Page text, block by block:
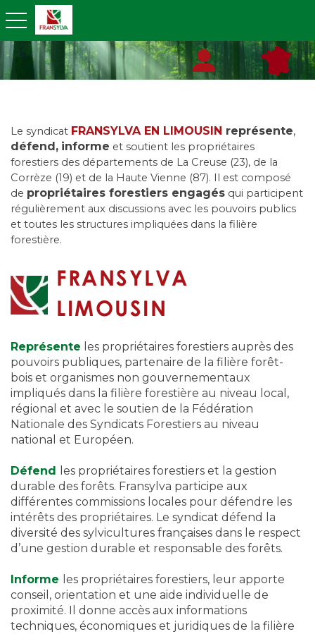
toggle navigation
Le syndicat FRANSYLVA EN LIMOUSIN représente,
défend, informe et soutient les propriétaires
forestiers des départements de La Creuse (23), de la
Corrèze (19) et de la Haute Vienne (87). Il est composé
de propriétaires forestiers engagés qui participent
régulièrement aux discussions avec les pouvoirs publics
et toutes les structures impliquées dans la filière
forestière.
FRANSYLVA
LIMOUSIN
Représente les propriétaires forestiers auprès des
pouvoirs publiques, partenaire de la filière forêt-
bois et organismes non gouvernementaux
impliqués dans la filière forestière au niveau local,
régional et avec le soutien de la Fédération
Nationale des Syndicats Forestiers au niveau
national et Européen.
Défend les propriétaires forestiers et la gestion
durable des forêts. Fransylva participe aux
différentes commissions locales pour défendre les
intérêts des propriétaires. Le syndicat défend la
diversité des sylvicultures françaises dans le respect
d’une gestion durable et responsable des forêts.
Informe les propriétaires forestiers, leur apporte
conseil, orientation et une aide individuelle de
proximité. Il donne accès aux informations
techniques, économiques et juridiques de la filière